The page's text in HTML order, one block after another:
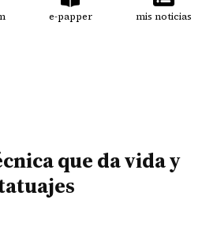
e-papper mis noticias
que da vida y